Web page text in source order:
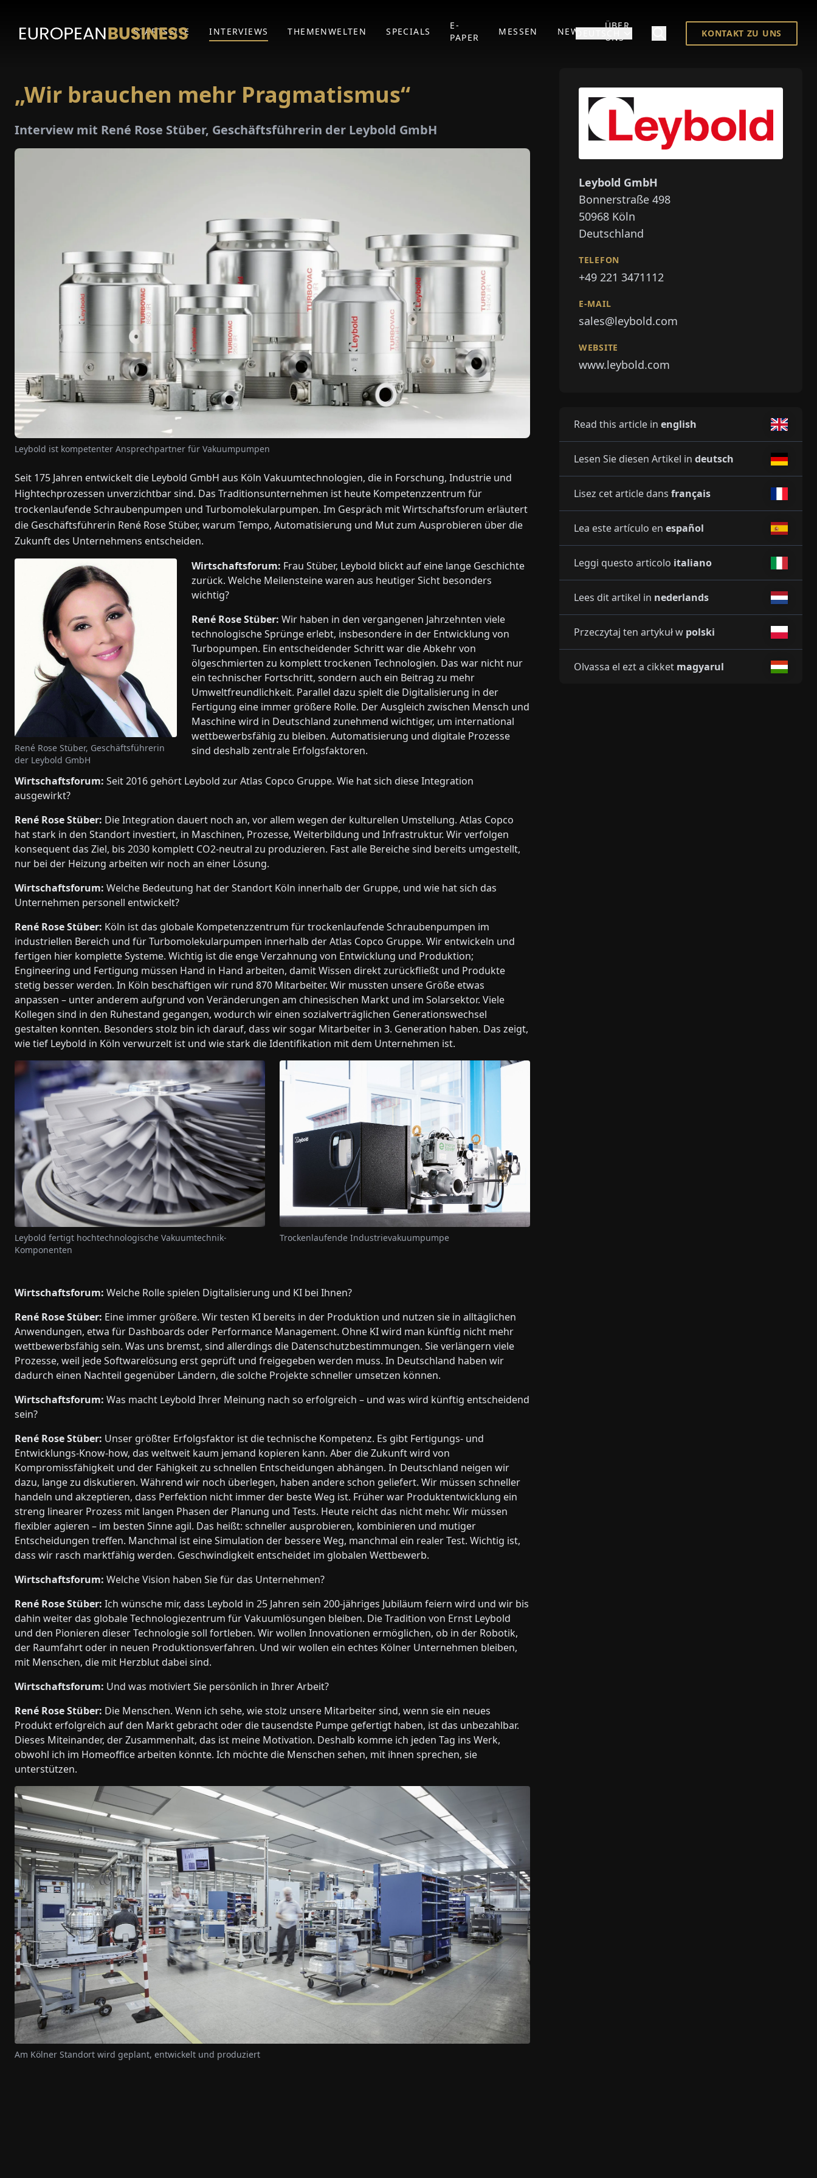
STARTSEITE INTERVIEWS THEMENWELTEN SPECIALS
E-
PAPER
MESSEN NEWS
ÜBER
UNS
KONTAKT ZU UNS
„Wir brauchen mehr Pragmatismus“
Interview mit René Rose Stüber, Geschäftsführerin der Leybold GmbH
Leybold ist kompetenter Ansprechpartner für Vakuumpumpen
Seit 175 Jahren entwickelt die Leybold GmbH aus Köln Vakuumtechnologien, die in Forschung, Industrie und
Hightechprozessen unverzichtbar sind. Das Traditionsunternehmen ist heute Kompetenzzentrum für
trockenlaufende Schraubenpumpen und Turbomolekularpumpen. Im Gespräch mit Wirtschaftsforum erläutert
die Geschäftsführerin René Rose Stüber, warum Tempo, Automatisierung und Mut zum Ausprobieren über die
Zukunft des Unternehmens entscheiden.
Wirtschaftsforum: Frau Stüber, Leybold blickt auf eine lange Geschichte
zurück. Welche Meilensteine waren aus heutiger Sicht besonders
wichtig?
René Rose Stüber: Wir haben in den vergangenen Jahrzehnten viele
technologische Sprünge erlebt, insbesondere in der Entwicklung von
Turbopumpen. Ein entscheidender Schritt war die Abkehr von
ölgeschmierten zu komplett trockenen Technologien. Das war nicht nur
ein technischer Fortschritt, sondern auch ein Beitrag zu mehr
Umweltfreundlichkeit. Parallel dazu spielt die Digitalisierung in der
Fertigung eine immer größere Rolle. Der Ausgleich zwischen Mensch und
Maschine wird in Deutschland zunehmend wichtiger, um international
wettbewerbsfähig zu bleiben. Automatisierung und digitale Prozesse
sind deshalb zentrale Erfolgsfaktoren.
René Rose Stüber, Geschäftsführerin
der Leybold GmbH
Wirtschaftsforum: Seit 2016 gehört Leybold zur Atlas Copco Gruppe. Wie hat sich diese Inte­gration
ausgewirkt?
René Rose Stüber: Die Integration dauert noch an, vor allem wegen der kulturellen Umstellung. Atlas Copco
hat stark in den Standort investiert, in Maschinen, Prozesse, Weiterbildung und Infrastruktur. Wir verfolgen
konsequent das Ziel, bis 2030 komplett CO2-neutral zu produzieren. Fast alle Bereiche sind bereits umgestellt,
nur bei der Heizung arbeiten wir noch an einer Lösung.
Wirtschaftsforum: Welche Bedeutung hat der Standort Köln innerhalb der Gruppe, und wie hat sich das
Unternehmen personell entwickelt?
René Rose Stüber: Köln ist das globale Kompetenzzentrum für trockenlaufende Schraubenpumpen im
industriellen Bereich und für Turbomolekularpumpen innerhalb der Atlas Copco Gruppe. Wir entwickeln und
fertigen hier komplette Systeme. Wichtig ist die enge Verzahnung von Entwicklung und Produktion;
Engineering und Fertigung müssen Hand in Hand arbeiten, damit Wissen direkt zurückfließt und Produkte
stetig besser werden. In Köln beschäftigen wir rund 870 Mitarbeiter. Wir mussten unsere Größe etwas
anpassen – unter anderem aufgrund von Veränderungen am chinesischen Markt und im Solarsektor. Viele
Kollegen sind in den Ruhestand gegangen, wodurch wir einen sozialverträglichen Generationswechsel
gestalten konnten. Besonders stolz bin ich darauf, dass wir sogar Mitarbeiter in 3. Generation haben. Das zeigt,
wie tief Leybold in Köln verwurzelt ist und wie stark die Identifikation mit dem Unternehmen ist.
Leybold fertigt hochtechnologische Vakuumtechnik-
Komponenten
Trockenlaufende Industrievakuumpumpe
Wirtschaftsforum: Welche Rolle spielen Digitalisierung und KI bei Ihnen?
René Rose Stüber: Eine immer größere. Wir testen KI bereits in der Produktion und nutzen sie in alltäglichen
Anwendungen, etwa für Dashboards oder Performance Management. Ohne KI wird man künftig nicht mehr
wettbewerbsfähig sein. Was uns bremst, sind allerdings die Datenschutzbestimmungen. Sie verlängern viele
Prozesse, weil jede Softwarelösung erst geprüft und freigegeben werden muss. In Deutschland haben wir
dadurch einen Nachteil gegenüber Ländern, die solche Projekte schneller umsetzen können.
Wirtschaftsforum: Was macht Leybold Ihrer Meinung nach so erfolgreich – und was wird künftig entscheidend
sein?
René Rose Stüber: Unser größter Erfolgsfaktor ist die technische Kompetenz. Es gibt Fertigungs- und
Entwicklungs-Know-how, das weltweit kaum jemand kopieren kann. Aber die Zukunft wird von
Kompromissfähigkeit und der Fähigkeit zu schnellen Entscheidungen abhängen. In Deutschland neigen wir
dazu, lange zu diskutieren. Während wir noch überlegen, haben andere schon geliefert. Wir müssen schneller
handeln und akzeptieren, dass Perfektion nicht immer der beste Weg ist. Früher war Produktentwicklung ein
streng linearer Prozess mit langen Phasen der Planung und Tests. Heute reicht das nicht mehr. Wir müssen
flexibler agieren – im besten Sinne agil. Das heißt: schneller ausprobieren, kombinieren und mutiger
Entscheidungen treffen. Manchmal ist eine Simulation der bessere Weg, manchmal ein realer Test. Wichtig ist,
dass wir rasch marktfähig werden. Geschwindigkeit entscheidet im globalen Wettbewerb.
Wirtschaftsforum: Welche Vision haben Sie für das Unternehmen?
René Rose Stüber: Ich wünsche mir, dass Leybold in 25 Jahren sein 200-jähriges Jubiläum feiern wird und wir bis
dahin weiter das globale Technologiezentrum für Vakuumlösungen bleiben. Die Tradition von Ernst Leybold
und den Pionieren dieser Technologie soll fortleben. Wir wollen Innovationen ermöglichen, ob in der Robotik,
der Raumfahrt oder in neuen Produktionsverfahren. Und wir wollen ein echtes Kölner Unternehmen bleiben,
mit Menschen, die mit Herzblut dabei sind.
Wirtschaftsforum: Und was motiviert Sie persönlich in Ihrer Arbeit?
René Rose Stüber: Die Menschen. Wenn ich sehe, wie stolz unsere Mitarbeiter sind, wenn sie ein neues
Produkt erfolgreich auf den Markt gebracht oder die tausendste Pumpe gefertigt haben, ist das unbezahlbar.
Dieses Miteinander, der Zusammenhalt, das ist meine Motivation. Deshalb komme ich jeden Tag ins Werk,
obwohl ich im Homeoffice arbeiten könnte. Ich möchte die Menschen sehen, mit ihnen sprechen, sie
unterstützen.
Am Kölner Standort wird geplant, entwickelt und produziert
Leybold GmbH
Bonnerstraße 498
50968 Köln
Deutschland
TELEFON
+49 221 3471112
E-MAIL
sales@leybold.com
WEBSITE
www.leybold.com
Read this article in english
Lesen Sie diesen Artikel in deutsch
Lisez cet article dans français
Lea este artículo en español
Leggi questo articolo italiano
Lees dit artikel in nederlands
Przeczytaj ten artykuł w polski
Olvassa el ezt a cikket magyarul